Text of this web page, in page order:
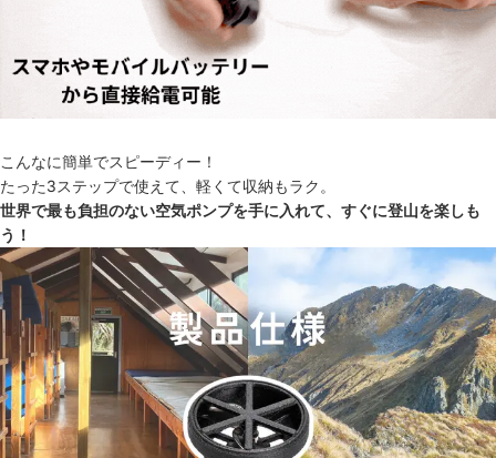
こんなに簡単でスピーディー！
たった3ステップで使えて、軽くて収納もラク。
世界で最も負担のない空気ポンプを手に入れて、すぐに登山を楽しも
う！